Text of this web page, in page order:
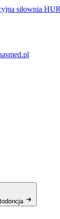
siłownia HUR